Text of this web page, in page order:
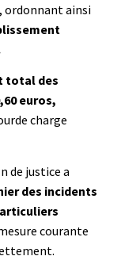
, ordonnant ainsi
total des
euros,
charge
de justice a
des incidents
courante